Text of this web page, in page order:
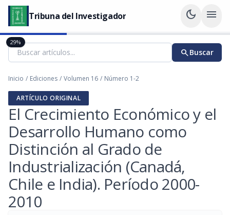
Tribuna del Investigador dark_mode menu
searchBuscar
Inicio / Ediciones / Volumen 16 / Número 1-2
ARTÍCULO ORIGINAL
El Crecimiento Económico y el
Desarrollo Humano como
Distinción al Grado de
Industrialización (Canadá,
Chile e India). Período 2000-
2010
29%